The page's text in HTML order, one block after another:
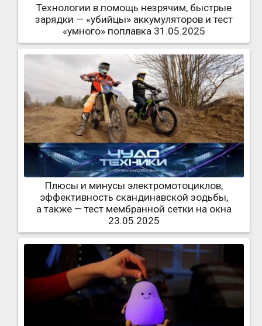
Технологии в помощь незрячим, быстрые
зарядки — «убийцы» аккумуляторов и тест
«умного» поплавка 31.05.2025
Плюсы и минусы электромотоциклов,
эффективность скандинавской зодьбы,
а также — тест мембранной сетки на окна
23.05.2025